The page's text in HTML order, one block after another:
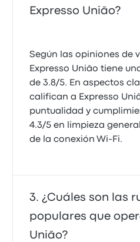
Expresso União?
Según las opiniones de
Expresso União tiene
de 3.8/5. En aspectos
califican a Expresso
puntualidad y
4.3/5 en limpieza
de la conexión Wi‑Fi.
¿Cuáles son las
populares que
União?